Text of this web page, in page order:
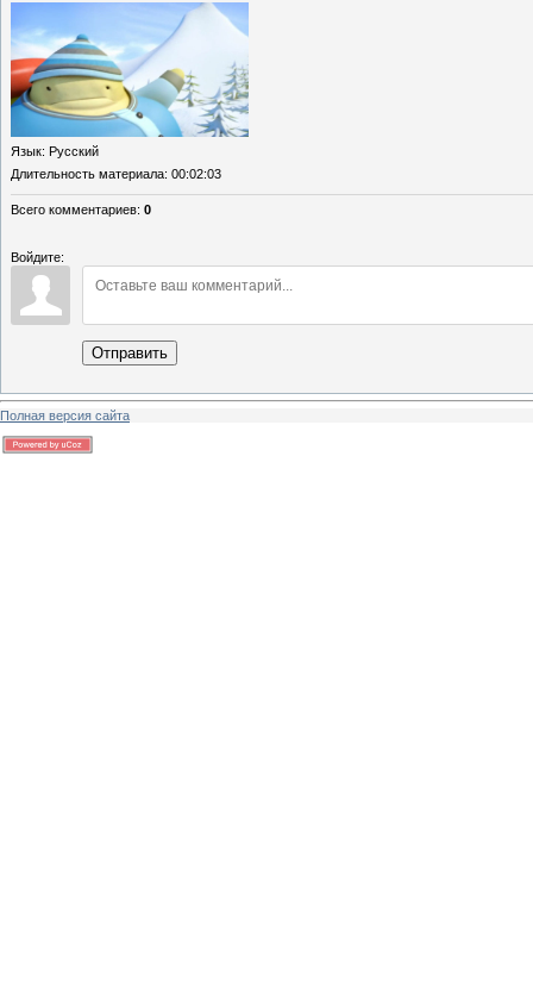
Язык: Русский
Длительность материала: 00:02:03
Всего комментариев: 0
Войдите:
Отправить
Полная версия сайта